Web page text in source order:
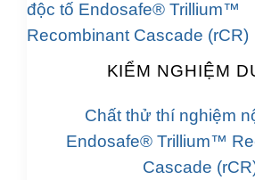
KIỂM NGHIỆM
Chất thử thí nghiệm
Endosafe® Trillium™
Cascade